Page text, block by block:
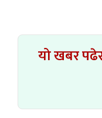
यो खबर